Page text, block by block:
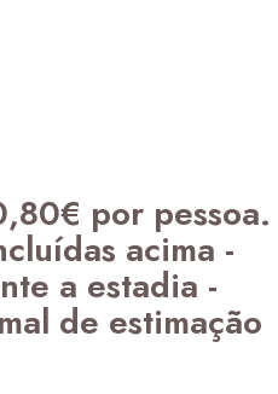
por pessoa.
acima -
a estadia -
de estimação